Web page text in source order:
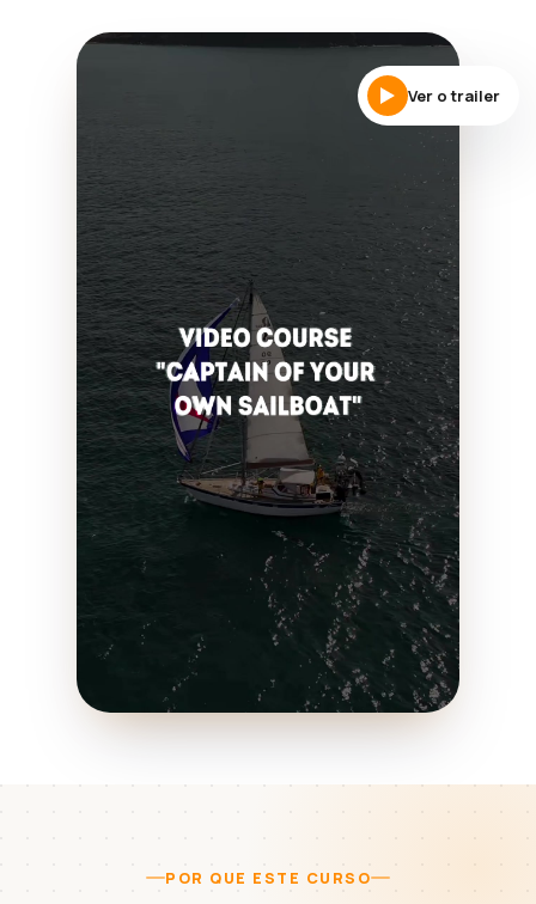
Ver o trailer
POR QUE ESTE CURSO